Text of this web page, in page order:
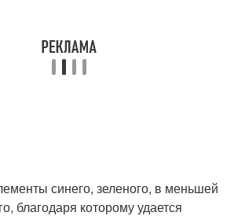
синего, зеленого, в меньшей
благодаря которому удается